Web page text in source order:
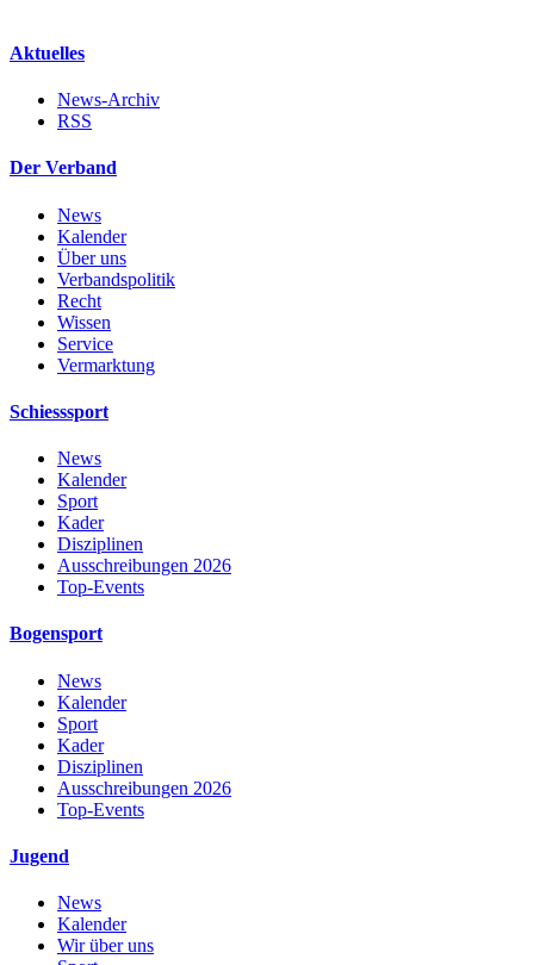
Aktuelles
News-Archiv
RSS
Der Verband
News
Kalender
Über uns
Verbandspolitik
Recht
Wissen
Service
Vermarktung
Schiesssport
News
Kalender
Sport
Kader
Disziplinen
Ausschreibungen 2026
Top-Events
Bogensport
News
Kalender
Sport
Kader
Disziplinen
Ausschreibungen 2026
Top-Events
Jugend
News
Kalender
Wir über uns